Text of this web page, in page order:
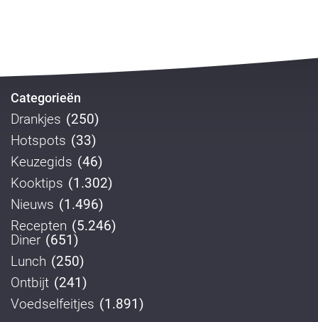
Categorieën
Drankjes (250)
Hotspots (33)
Keuzegids (46)
Kooktips (1.302)
Nieuws (1.496)
Recepten (5.246)
Diner (651)
Lunch (250)
Ontbijt (241)
Voedselfeitjes (1.891)